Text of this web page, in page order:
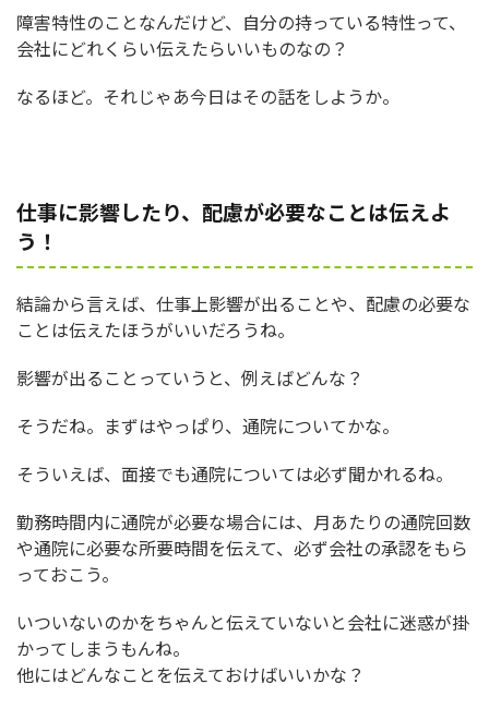
障害特性のことなんだけど、自分の持っている特性って、
会社にどれくらい伝えたらいいものなの？
なるほど。それじゃあ今日はその話をしようか。
仕事に影響したり、配慮が必要なことは伝えよ
う！
結論から言えば、仕事上影響が出ることや、配慮の必要な
ことは伝えたほうがいいだろうね。
影響が出ることっていうと、例えばどんな？
そうだね。まずはやっぱり、通院についてかな。
そういえば、面接でも通院については必ず聞かれるね。
勤務時間内に通院が必要な場合には、月あたりの通院回数
や通院に必要な所要時間を伝えて、必ず会社の承認をもら
っておこう。
いついないのかをちゃんと伝えていないと会社に迷惑が掛
かってしまうもんね。
他にはどんなことを伝えておけばいいかな？